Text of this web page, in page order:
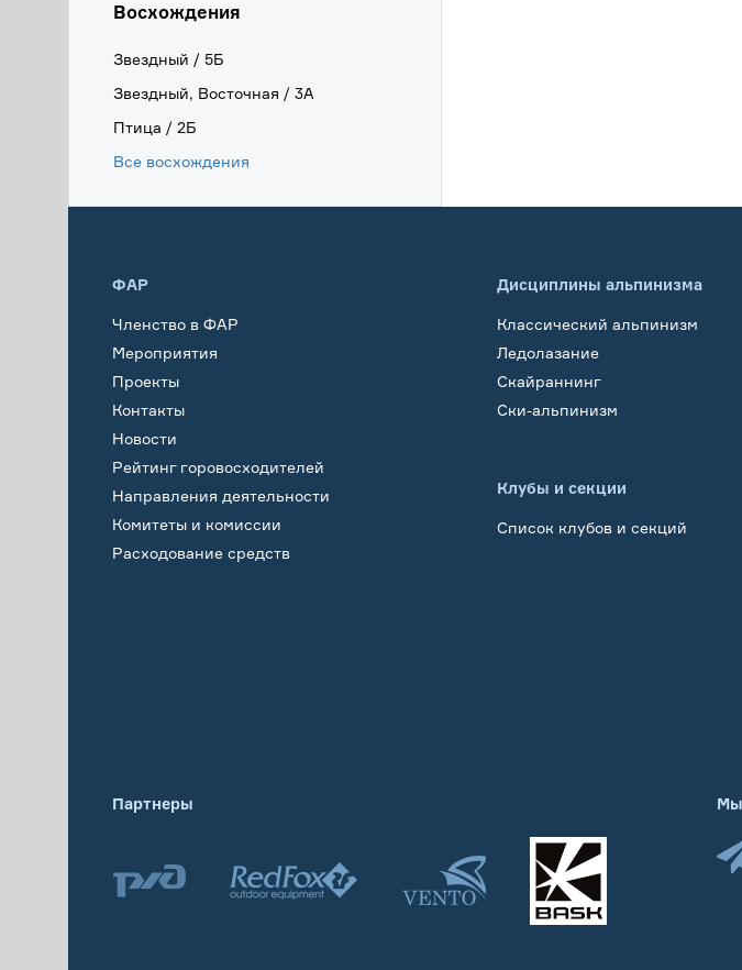
Восхождения
Звездный / 5Б
Звездный, Восточная / 3А
Птица / 2Б
Все восхождения
ФАР
Членство в ФАР
Мероприятия
Проекты
Контакты
Новости
Рейтинг горовосходителей
Направления деятельности
Комитеты и комиссии
Расходование средств
Дисциплины альпинизма
Классический альпинизм
Ледолазание
Скайраннинг
Ски-альпинизм
Клубы и секции
Список клубов и секций
Партнеры Мы